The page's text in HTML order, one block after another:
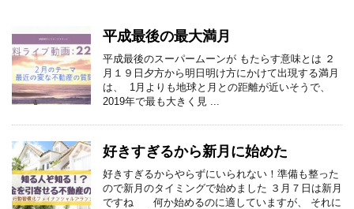
平成最後の最大満月
平成最後のスーパームーンが もたらす意味とは ２
月１９日夕方から明日明け方にかけて出現する満月
は、 1月よりも地球と月との距離が近いそうで、
2019年で最も大きく見 ...
好きすぎるから新月に始めた
好きすぎるからやらずにいられない！準備も整った
ので新月のタイミングで始めました ３月７日は新月
ですね 何か始めるのに適していますが、 それに